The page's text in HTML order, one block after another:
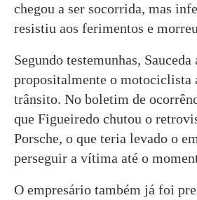
chegou a ser socorrida, mas
resistiu aos ferimentos e
Segundo testemunhas,
propositalmente o motociclista
trânsito. No boletim de
que Figueiredo chutou o
Porsche, o que teria levado o
perseguir a vítima até o
O empresário também já foi